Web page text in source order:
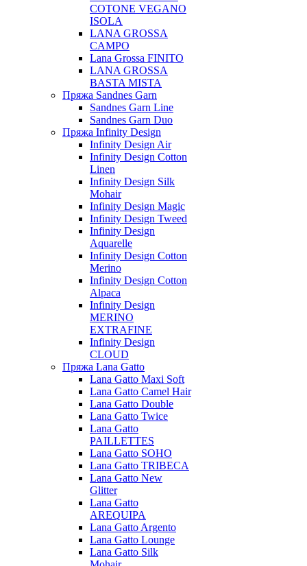
COTONE VEGANO
ISOLA
LANA GROSSA
CAMPO
Lana Grossa FINITO
LANA GROSSA
BASTA MISTA
Пряжа Sandnes Garn
Sandnes Garn Line
Sandnes Garn Duo
Пряжа Infinity Design
Infinity Design Air
Infinity Design Cotton
Linen
Infinity Design Silk
Mohair
Infinity Design Magic
Infinity Design Tweed
Infinity Design
Aquarelle
Infinity Design Cotton
Merino
Infinity Design Cotton
Alpaca
Infinity Design
MERINO
EXTRAFINE
Infinity Design
CLOUD
Пряжа Lana Gatto
Lana Gatto Maxi Soft
Lana Gatto Camel Hair
Lana Gatto Double
Lana Gatto Twice
Lana Gatto
PAILLETTES
Lana Gatto SOHO
Lana Gatto TRIBECA
Lana Gatto New
Glitter
Lana Gatto
AREQUIPA
Lana Gatto Argento
Lana Gatto Lounge
Lana Gatto Silk